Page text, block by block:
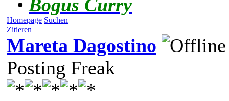
• Bogus Curry
Homepage Suchen
Zitieren
Mareta Dagostino
Posting Freak